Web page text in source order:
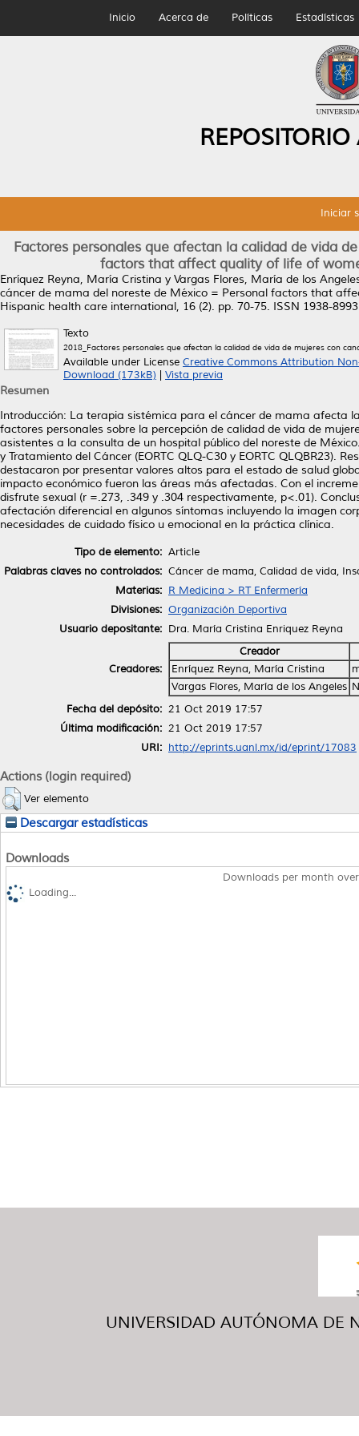
Inicio Acerca de Políticas Estadísticas
Iniciar
Factores personales que afectan la calidad de vida
factors that affect quality of life of
Enríquez Reyna, María Cristina y Vargas Flores, María de los
cáncer de mama del noreste de México = Personal factors that
Hispanic health care international, 16 (2). pp. 70-75. ISSN 1938-8993
Texto
2018_Factores personales que afectan la calidad de vida de mujeres con
Available under License Creative Commons Attribution
Download (173kB)
Vista previa
Resumen
Introducción: La terapia sistémica para el cáncer de mama afecta
factores personales sobre la percepción de calidad de vida de
asistentes a la consulta de un hospital público del noreste de
y Tratamiento del Cáncer (EORTC QLQ-C30 y EORTC QLQBR23).
destacaron por presentar valores altos para el estado de salud
impacto económico fueron las áreas más afectadas. Con el
disfrute sexual (r =.273, .349 y .304 respectivamente, p<.01).
afectación diferencial en algunos síntomas incluyendo la imagen
necesidades de cuidado físico u emocional en la práctica clínica.
Tipo de elemento: Article
Palabras claves no controlados: Cáncer de mama, Calidad de vida,
Materias: R Medicina > RT Enfermería
Divisiones: Organización Deportiva
Usuario depositante: Dra. María Cristina Enriquez Reyna
Creadores:
Creador
Enríquez Reyna, María Cristina
Vargas Flores, María de los Angeles
Fecha del depósito: 21 Oct 2019 17:57
Última modificación: 21 Oct 2019 17:57
URI: http://eprints.uanl.mx/id/eprint/17083
Actions (login required)
Ver elemento
Descargar estadísticas
Downloads
Downloads per month
Loading...
UNIVERSIDAD AUTÓNOMA DE